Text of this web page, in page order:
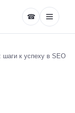
☎
шаги к успеху в SEO